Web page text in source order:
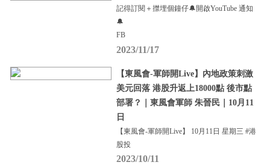
記得訂閱＋㩒埋個鐘仔🔔開啟YouTube 通知
🔔
FB
2023/11/17
【東風會-軍師開Live】內地政策刺激
美元回落 港股升返上18000點 後市點
部署？｜東風會軍師 朱晉民｜10月11
日
【東風會-軍師開Live】 10月11日 星期三 #港
股投
2023/10/11